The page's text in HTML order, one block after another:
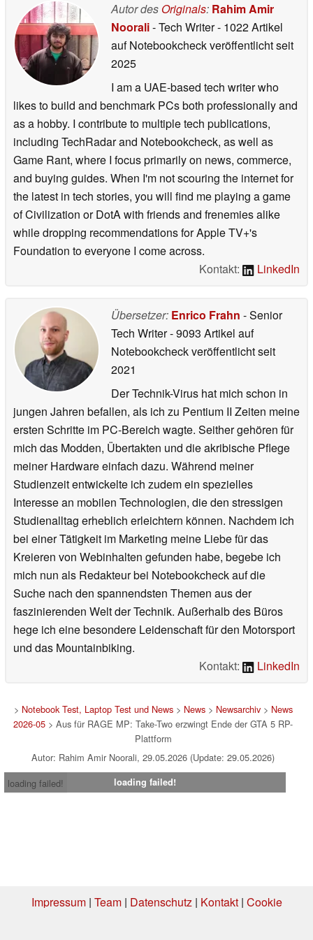
Autor des Originals: Rahim Amir
Noorali- Tech Writer- 1022 Artikel
auf Notebookcheck veröffentlichtseit
2025
I am a UAE-based tech writer who
likes to build and benchmark PCs both professionally and
as a hobby. I contribute to multiple tech publications,
including TechRadar and Notebookcheck, as well as
Game Rant, where I focus primarily on news, commerce,
and buying guides. When I'm not scouring the internet for
the latest in tech stories, you will find me playing a game
of Civilization or DotA with friends and frenemies alike
while dropping recommendations for Apple TV+'s
Foundation to everyone I come across.
Kontakt:
LinkedIn
Übersetzer: Enrico Frahn - Senior
Tech Writer- 9093 Artikel auf
Notebookcheck veröffentlichtseit
2021
Der Technik-Virus hat mich schon in
jungen Jahren befallen, als ich zu Pentium II Zeiten meine
ersten Schritte im PC-Bereich wagte. Seither gehören für
mich das Modden, Übertakten und die akribische Pflege
meiner Hardware einfach dazu. Während meiner
Studienzeit entwickelte ich zudem ein spezielles
Interesse an mobilen Technologien, die den stressigen
Studienalltag erheblich erleichtern können. Nachdem ich
bei einer Tätigkeit im Marketing meine Liebe für das
Kreieren von Webinhalten gefunden habe, begebe ich
mich nun als Redakteur bei Notebookcheck auf die
Suche nach den spannendsten Themen aus der
faszinierenden Welt der Technik. Außerhalb des Büros
hege ich eine besondere Leidenschaft für den Motorsport
und das Mountainbiking.
Kontakt:
LinkedIn
> Notebook Test, Laptop Test und News> News> Newsarchiv> News
2026-05 > Aus für RAGE MP: Take-Two erzwingt Ende der GTA 5 RP-
Plattform
Autor: Rahim Amir Noorali, 29.05.2026 (Update: 29.05.2026)
loading failed!
loading failed!
Impressum| Team| Datenschutz| Kontakt| Cookie